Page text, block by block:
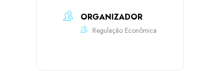
ORGANIZADOR
Regulação Econômica